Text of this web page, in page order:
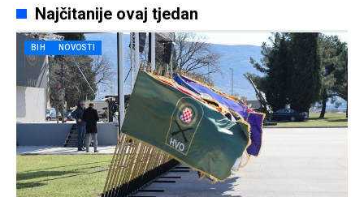
Najčitanije ovaj tjedan
BIH NOVOSTI